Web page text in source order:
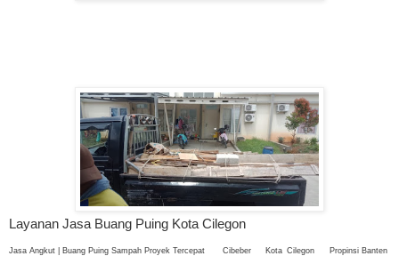
Layanan Jasa Buang Puing Kota Cilegon
Jasa Angkut | Buang Puing Sampah Proyek Tercepat Cibeber Kota Cilegon
Propinsi Banten